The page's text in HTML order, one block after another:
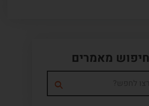
חיפוש מאמרים